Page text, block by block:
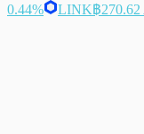
0.44%
LINK฿270.62